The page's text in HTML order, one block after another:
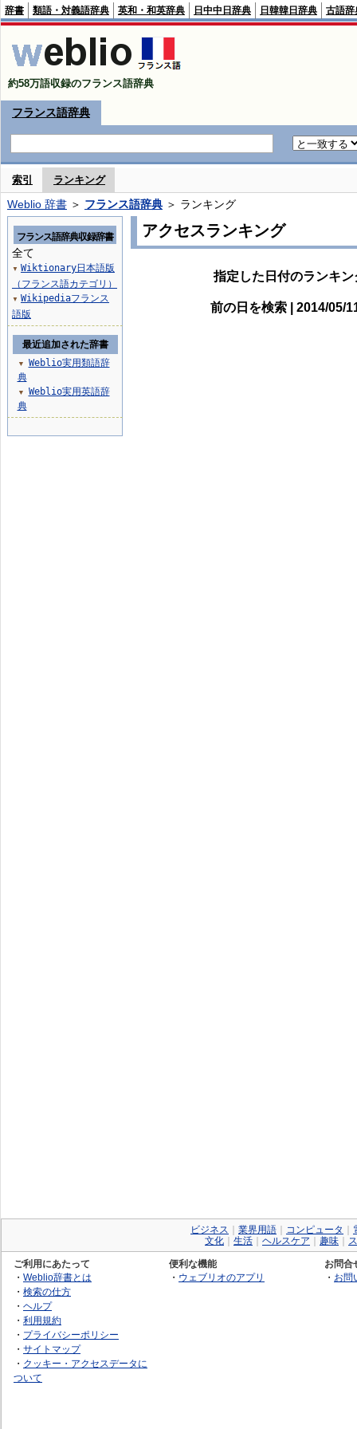
辞書 類語・対義語辞典 英和・和英辞典 日中中日辞典 日韓韓日辞典 古語辞
約58万語収録のフランス語辞典
フランス語辞典
索引 ランキング
Weblio 辞書 ＞ フランス語辞典 ＞ ランキング
アクセスランキング
指定した日付のランキ
前の日を検索 | 2014/05/
フランス語辞典収録辞書
全て
▼ Wiktionary日本語版
（フランス語カテゴリ）
▼ Wikipediaフランス
語版
最近追加された辞書
▼
Weblio実用類語辞
典
▼
Weblio実用英語辞
典
ビジネス 業界用語 コンピュータ
文化
生活 ヘルスケア 趣味
ご利用にあたって
・ Weblio辞書とは
・ 検索の仕方
・ ヘルプ
・ 利用規約
・ プライバシーポリシー
・ サイトマップ
・ クッキー・アクセスデータに
ついて
便利な機能
・ ウェブリオのアプリ
お問合
・ お問